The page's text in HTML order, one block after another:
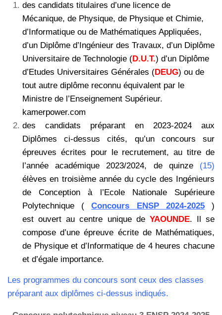
des candidats titulaires d’une licence de
Mécanique, de Physique, de Physique et Chimie,
d’Informatique ou de Mathématiques Appliquées,
d’un Diplôme d’Ingénieur des Travaux, d’un Diplôme
Universitaire de Technologie (D.U.T.) d’un Diplôme
d’Etudes Universitaires Générales (DEUG) ou de
tout autre diplôme reconnu équivalent par le
Ministre de l’Enseignement Supérieur.
kamerpower.com
des candidats préparant en 2023-2024 aux
Diplômes ci-dessus cités, qu’un concours sur
épreuves écrites pour le recrutement, au titre de
l’année académique 2023/2024, de quinze (15)
élèves en troisième année du cycle des Ingénieurs
de Conception à l’Ecole Nationale Supérieure
Polytechnique (Concours ENSP 2024-2025)
est ouvert au centre unique de YAOUNDE. Il se
compose d’une épreuve écrite de Mathématiques,
de Physique et d’Informatique de 4 heures chacune
et d’égale importance.
Les programmes du concours sont ceux des classes
préparant aux diplômes ci-dessus indiqués.